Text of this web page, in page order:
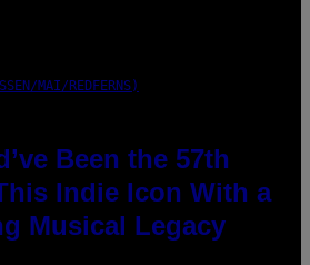
MAI/REDFERNS)
Been the 57th
Indie Icon With a
Musical Legacy